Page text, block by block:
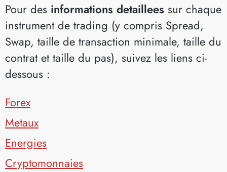
Pour des informations detaillees sur chaque
instrument de trading (y compris Spread,
Swap, taille de transaction minimale, taille du
contrat et taille du pas), suivez les liens ci-
dessous :
Forex
Metaux
Energies
Cryptomonnaies